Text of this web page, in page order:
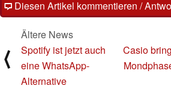
Diesen Artikel kommentieren /
⟨
Ältere News
Spotify ist jetzt auch
eine WhatsApp-
Alternative
Casio